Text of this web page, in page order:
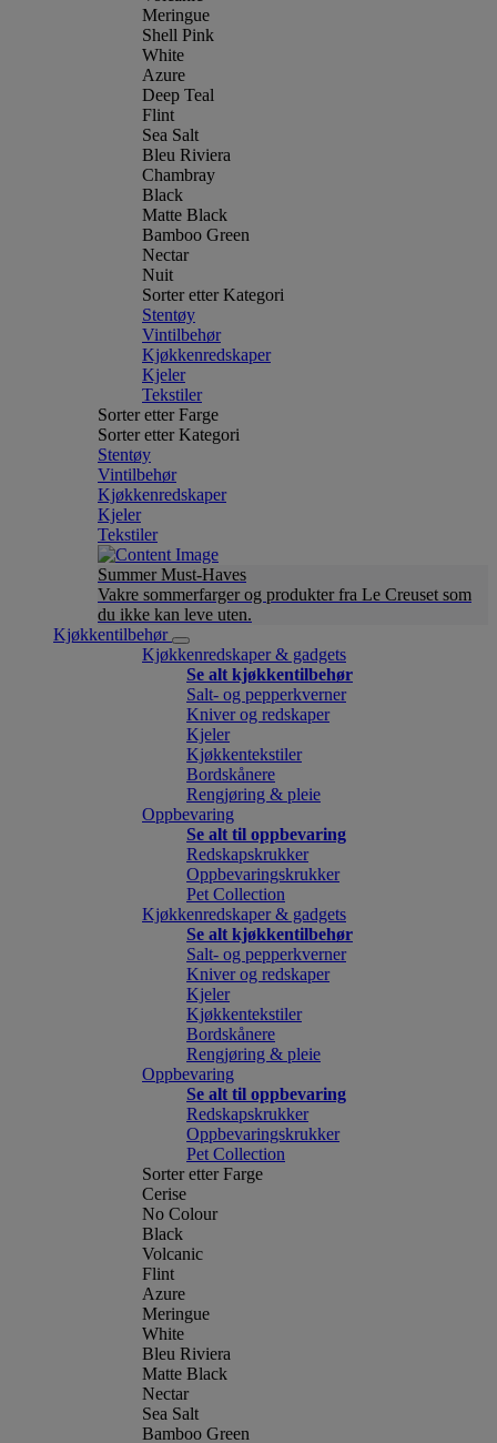
Meringue
Shell Pink
White
Azure
Deep Teal
Flint
Sea Salt
Bleu Riviera
Chambray
Black
Matte Black
Bamboo Green
Nectar
Nuit
Sorter etter Kategori
Stentøy
Vintilbehør
Kjøkkenredskaper
Kjeler
Tekstiler
Sorter etter Farge
Sorter etter Kategori
Stentøy
Vintilbehør
Kjøkkenredskaper
Kjeler
Tekstiler
Summer Must-Haves
Vakre sommerfarger og produkter fra Le Creuset som
du ikke kan leve uten.
Kjøkkentilbehør
Kjøkkenredskaper & gadgets
Se alt kjøkkentilbehør
Salt- og pepperkverner
Kniver og redskaper
Kjeler
Kjøkkentekstiler
Bordskånere
Rengjøring & pleie
Oppbevaring
Se alt til oppbevaring
Redskapskrukker
Oppbevaringskrukker
Pet Collection
Kjøkkenredskaper & gadgets
Se alt kjøkkentilbehør
Salt- og pepperkverner
Kniver og redskaper
Kjeler
Kjøkkentekstiler
Bordskånere
Rengjøring & pleie
Oppbevaring
Se alt til oppbevaring
Redskapskrukker
Oppbevaringskrukker
Pet Collection
Sorter etter Farge
Cerise
No Colour
Black
Volcanic
Flint
Azure
Meringue
White
Bleu Riviera
Matte Black
Nectar
Sea Salt
Bamboo Green